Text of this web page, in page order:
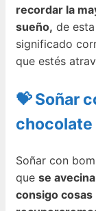
recordar la
sueño, de
significado
que estés
💝 Soñar
chocolate
Soñar con
que se
consigo cosas